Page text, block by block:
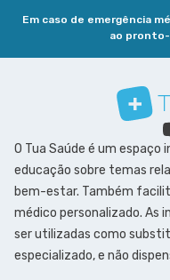
Em caso de emergência
ao
O Tua Saúde é um
educação sobre temas
bem-estar. Também
médico personalizado. As
ser utilizadas como
especializado, e não